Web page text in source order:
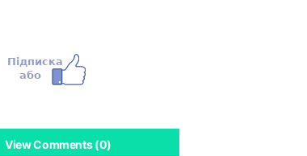
View Comments (0)